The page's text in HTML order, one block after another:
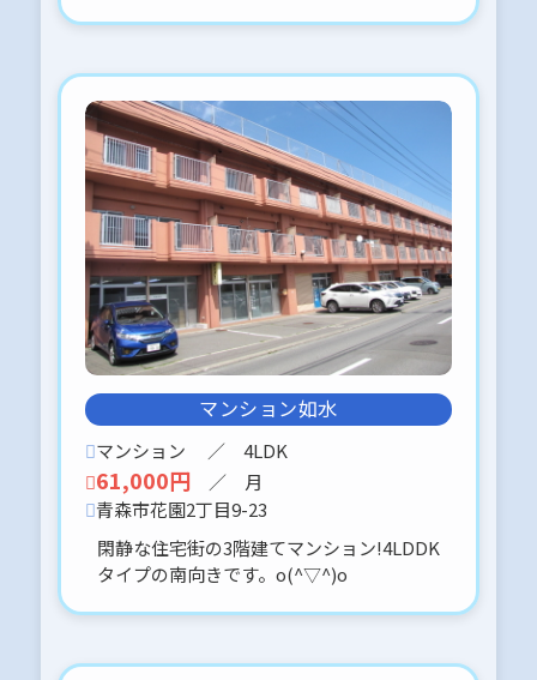
2025-11-27
堤町 国道近く♡賃貸マンション 空
き有ります。
エアコン・FFストーブ付
内見に関しては、事前予約をお願いし
ます。
携帯 070-5324-4102迄、お願いしま
す。
2025-11-18
青森市浪館前田3丁目7-20（地番 3丁
目57番地8） 土地104.90㎡ 建物
80.31㎡
未入居物件です。
価格の見直しをしました。
是非、ご検討願います。よろしくお願
マンション如水
マンション ／ 4LDK
61,000円 ／ 月
青森市花園2丁目9-23
閑静な住宅街の3階建てマンション!4LDDK
タイプの南向きです。o(^▽^)o